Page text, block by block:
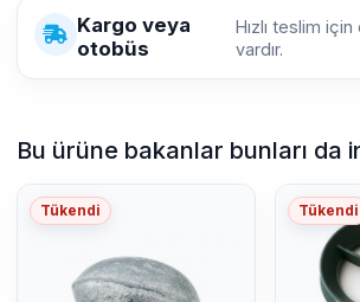
Kargo veya
otobüs
Hızlı teslim
vardır.
Bu ürüne bakanlar bunları da
Tükendi Tükendi